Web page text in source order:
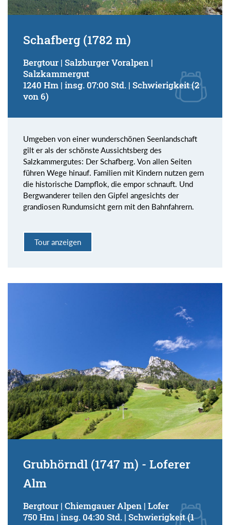
Schafberg (1782 m)
Bergtour | Salzburger Voralpen |
Salzkammergut
1240 Hm | insg. 07:00 Std. | Schwierigkeit (2
von 6)
Umgeben von einer wunderschönen Seenlandschaft
gilt er als der schönste Aussichtsberg des
Salzkammergutes: Der Schafberg. Von allen Seiten
führen Wege hinauf. Familien mit Kindern nutzen gern
die historische Dampflok, die empor schnauft. Und
Bergwanderer teilen den Gipfel angesichts der
grandiosen Rundumsicht gern mit den Bahnfahrern.
Tour anzeigen
Grubhörndl (1747 m) - Loferer
Alm
Bergtour | Chiemgauer Alpen | Lofer
750 Hm | insg. 04:30 Std. | Schwierigkeit (1